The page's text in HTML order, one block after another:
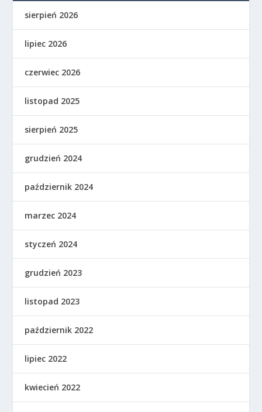
sierpień 2026
lipiec 2026
czerwiec 2026
listopad 2025
sierpień 2025
grudzień 2024
październik 2024
marzec 2024
styczeń 2024
grudzień 2023
listopad 2023
październik 2022
lipiec 2022
kwiecień 2022